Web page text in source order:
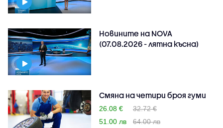
Новините на NOVA
(07.08.2026 - лятна късна)
Смяна на четири броя гуми
26.08 €
32.72 €
51.00 лв
64.00 лв